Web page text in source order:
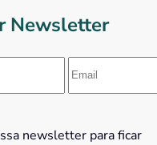
Newsletter
newsletter para ficar